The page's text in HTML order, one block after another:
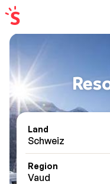
Land
Schweiz
Region
Vaud